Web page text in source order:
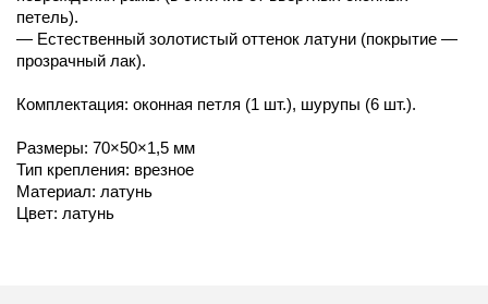
петель).
— Естественный золотистый оттенок латуни (покрытие —
прозрачный лак).
Комплектация: оконная петля (1 шт.), шурупы (6 шт.).
Размеры: 70×50×1,5 мм
Тип крепления: врезное
Материал: латунь
Цвет: латунь